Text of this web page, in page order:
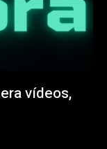
vídeos,